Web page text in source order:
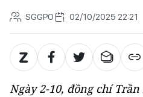
SGGPO 02/10/2025 22:21
Ngày 2-10, đồng chí